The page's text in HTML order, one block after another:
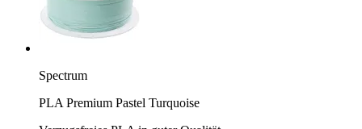
Spectrum
PLA Premium Pastel Turquoise